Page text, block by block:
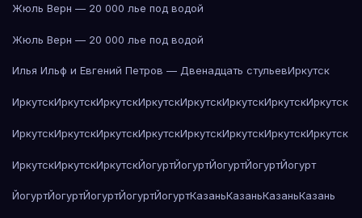
Жюль Верн — 20 000 лье под водой
Жюль Верн — 20 000 лье под водой
Илья Ильф и Евгений Петров — Двенадцать стульевИркутск
ИркутскИркутскИркутскИркутскИркутскИркутскИркутскИркутск
ИркутскИркутскИркутскИркутскИркутскИркутскИркутскИркутск
ИркутскИркутскИркутскЙогуртЙогуртЙогуртЙогуртЙогурт
ЙогуртЙогуртЙогуртЙогуртЙогуртКазаньКазаньКазаньКазань